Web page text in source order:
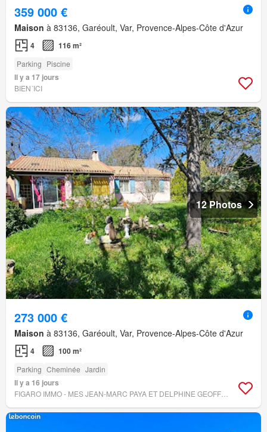
359 000 €
Maison à 83136, Garéoult, Var, Provence-Alpes-Côte d'Azur
4 116 m²
Parking Piscine
Il y a 17 jours
BIEN´ICI
12 Photos
273 000 €
Maison à 83136, Garéoult, Var, Provence-Alpes-Côte d'Azur
4 100 m²
Parking Cheminée Jardin
Il y a 16 jours